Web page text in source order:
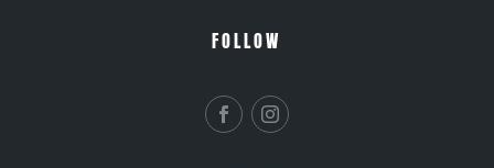
FOLLOW